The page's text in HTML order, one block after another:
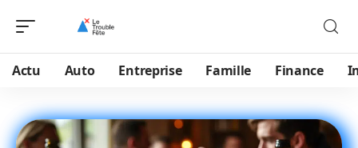
Actu Auto Entreprise Famille Finance